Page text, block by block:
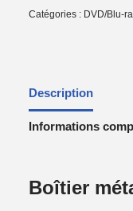
Catégories : DVD/Blu-
Description
Informations
Boîtier